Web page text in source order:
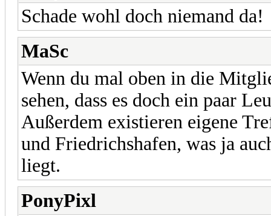
Schade wohl doch niemand da!
MaSc
Wenn du mal oben in die
sehen, dass es doch ein paar
Außerdem existieren eigene
und Friedrichshafen, was ja
liegt.
PonyPixl